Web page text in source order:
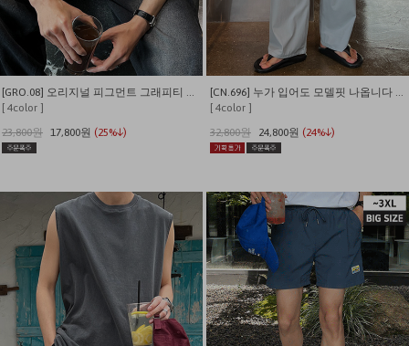
[ 4color ]
23,800원 17,800원 (25%↓)
[ 4color ]
32,800원
24,800원 (24%↓)